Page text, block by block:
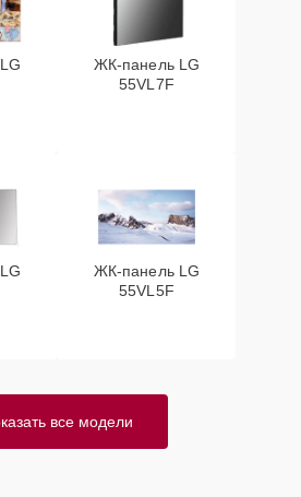
ЖК-панель LG
55VL7F
ЖК-панель LG
55VL5F
все модели